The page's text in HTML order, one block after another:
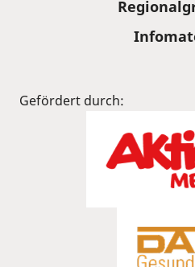
Gefördert durch: